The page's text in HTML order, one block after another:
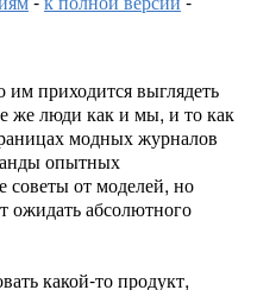
приходится выглядеть
же люди как и мы, и то как
модных журналов
опытных
советы от моделей, но
ожидать абсолютного
какой-то продукт,